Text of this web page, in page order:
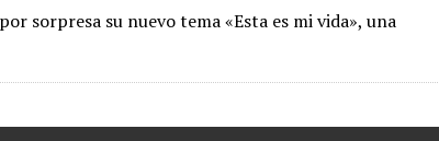
sorpresa su nuevo tema «Esta es mi vida», una